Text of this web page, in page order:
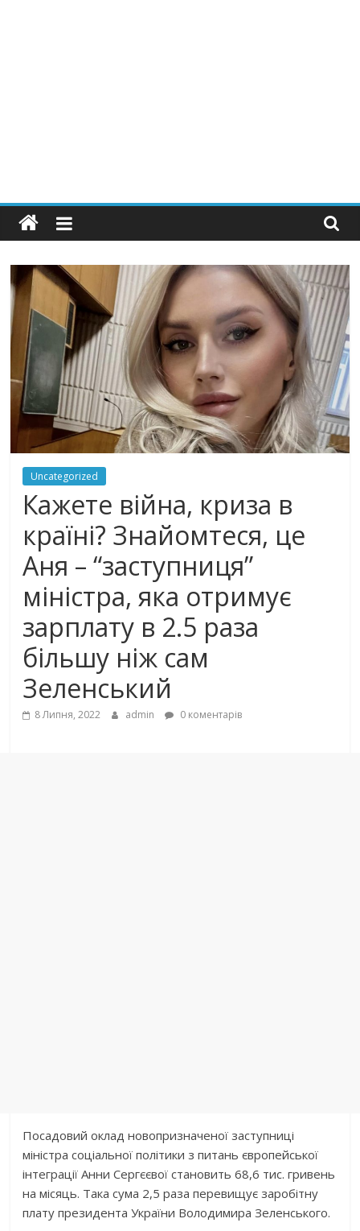
Uncategorized
Кажете війна, криза в
країні? Знайомтеся, це
Аня – “заступниця”
міністра, яка отримує
зарплату в 2.5 раза
більшу ніж сам
Зеленський
8 Липня, 2022 admin 0 коментарів
Посадовий оклад новопризначеної заступниці
міністра соціальної політики з питань європейської
інтеграції Анни Сергєєвої становить 68,6 тис. гривень
на місяць. Така сума 2,5 раза перевищує заробітну
плату президента України Володимира Зеленського.